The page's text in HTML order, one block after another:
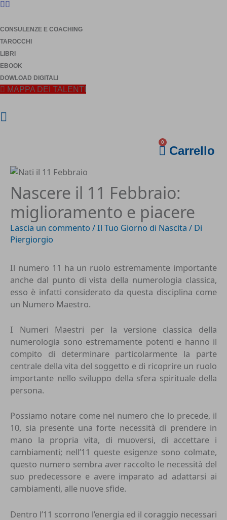
CONSULENZE E COACHING
TAROCCHI
LIBRI
EBOOK
DOWLOAD DIGITALI
MAPPA DEI TALENTI
0
Carrello
Nascere il 11 Febbraio:
miglioramento e piacere
Lascia un commento /Il Tuo Giorno di Nascita / Di
Piergiorgio
Il numero 11 ha un ruolo estremamente importante
anche dal punto di vista della numerologia classica,
esso è infatti considerato da questa disciplina come
un Numero Maestro.
I Numeri Maestri per la versione classica della
numerologia sono estremamente potenti e hanno il
compito di determinare particolarmente la parte
centrale della vita del soggetto e di ricoprire un ruolo
importante nello sviluppo della sfera spirituale della
persona.
Possiamo notare come nel numero che lo precede, il
10, sia presente una forte necessità di prendere in
mano la propria vita, di muoversi, di accettare i
cambiamenti; nell’11 queste esigenze sono colmate,
questo numero sembra aver raccolto le necessità del
suo predecessore e avere imparato ad adattarsi ai
cambiamenti, alle nuove sfide.
Dentro l’11 scorrono l’energia ed il coraggio necessari